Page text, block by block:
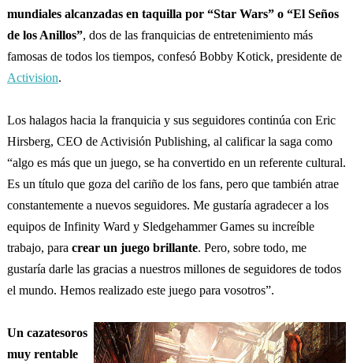
mundiales alcanzadas en taquilla por “Star Wars” o “El Seños
de los Anillos”, dos de las franquiciasde entretenimiento más
famosas de todos los tiempos, confesó Bobby Kotick, presidente de
Activision.
Los halagos hacia la franquicia y sus seguidores continúa con Eric
Hirsberg, CEO de Activisión Publishing, al calificar la saga como
“algo es más que un juego, se ha convertido en un referente cultural.
Es un título que goza del cariño de los fans, pero que también atrae
constantemente a nuevos seguidores. Me gustaría agradecer a los
equipos de Infinity Ward y Sledgehammer Games su increíble
trabajo, para crear un juego brillante. Pero, sobre todo, me
gustaría darle las gracias a nuestros millones de seguidores de todos
el mundo. Hemos realizado este juego para vosotros”.
Un cazatesoros
muy rentable